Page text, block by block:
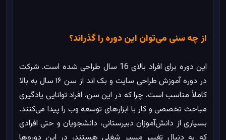
از چه سنی می‌توان این دوره را گذراند؟
این دوره برای افراد بالای 16 سال طراحی شده است. شرکت
در دوره آموزش طراحی سایت و بک اند از سن ۱۶ سال به بالا
کاملاً مناسب است، چرا که در این سن، افراد توانایی یادگیری
مباحث تخصصی و کار با ابزارهای توسعه وب را پیدا می‌کنند.
بسیاری از دانش‌آموزان دبیرستانی، دانشجویان و حتی افرادی